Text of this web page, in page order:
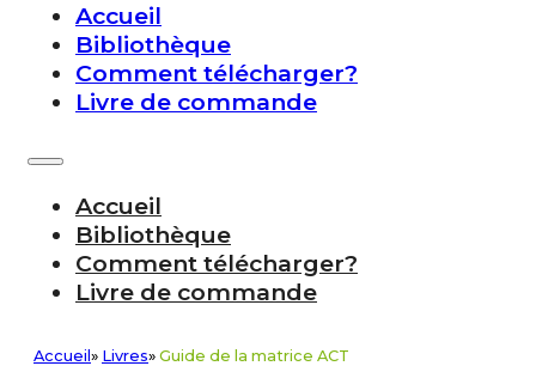
Accueil
Bibliothèque
Comment télécharger?
Livre de commande
Accueil
Bibliothèque
Comment télécharger?
Livre de commande
Accueil » Livres» Guide de la matrice ACT